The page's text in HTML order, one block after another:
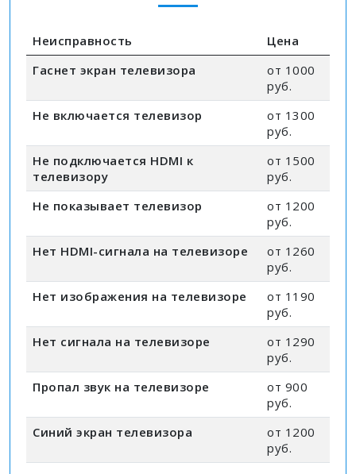
Неисправность
Цена
Гаснет экран телевизора
от 1000
руб.
Не включается телевизор
от 1300
руб.
Не подключается HDMI к
телевизору
от 1500
руб.
Не показывает телевизор
от 1200
руб.
Нет HDMI-сигнала на телевизоре
от 1260
руб.
Нет изображения на телевизоре
от 1190
руб.
Нет сигнала на телевизоре
от 1290
руб.
Пропал звук на телевизоре
от 900
руб.
Синий экран телевизора
от 1200
руб.